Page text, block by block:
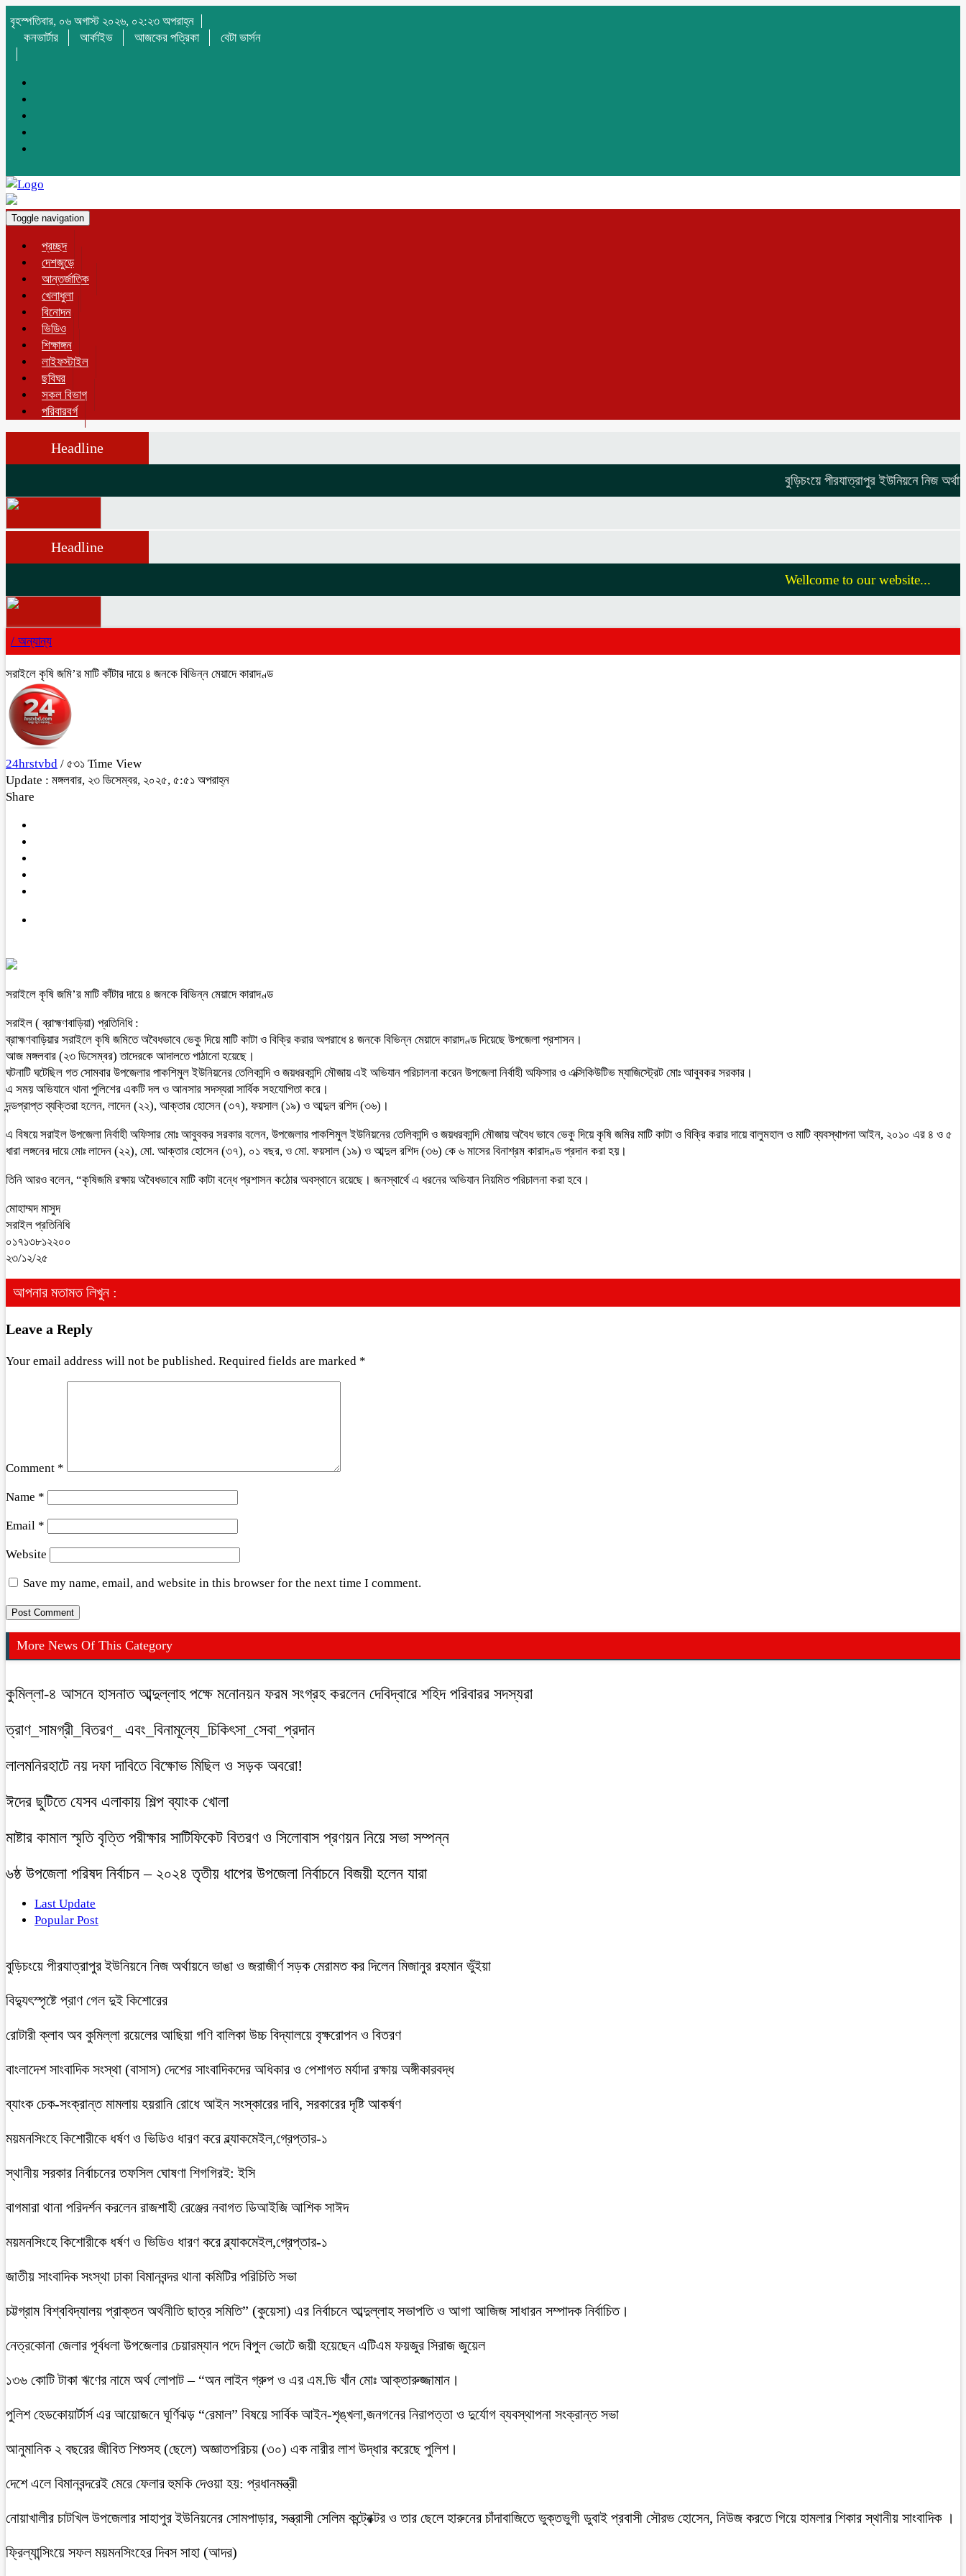
বৃহস্পতিবার, ০৬ অগাস্ট ২০২৬, ০২:২৩ অপরাহ্ন
কনভার্টার
আর্কাইভ আজকের পত্রিকা বেটা ভার্সন
Toggle navigation
প্রচ্ছদ
দেশজুড়ে
আন্তর্জাতিক
খেলাধুলা
বিনোদন
ভিডিও
শিক্ষাঙ্গন
লাইফস্টাইল
ছবিঘর
সকল বিভাগ
পরিবারবর্গ
Headline
বুড়িচংয়ে পীরযাত্রাপুর ইউনিয়নে নিজ
Headline
Wellcome to our website...
/ অন্যান্য
সরাইলে কৃষি জমি’র মাটি কাঁটার দায়ে ৪ জনকে বিভিন্ন মেয়াদে কারাদণ্ড
24hrstvbd / ৫৩১ Time View
Update : মঙ্গলবার, ২৩ ডিসেম্বর, ২০২৫, ৫:৫১ অপরাহ্ন
Share
সরাইলে কৃষি জমি’র মাটি কাঁটার দায়ে ৪ জনকে বিভিন্ন মেয়াদে কারাদণ্ড
সরাইল ( ব্রাহ্মণবাড়িয়া) প্রতিনিধি :
ব্রাহ্মণবাড়িয়ার সরাইলে কৃষি জমিতে অবৈধভাবে ভেকু দিয়ে মাটি কাটা ও বিক্রি করার অপরাধে ৪ জনকে বিভিন্ন মেয়াদে কারাদণ্ড দিয়েছে উপজেলা প্রশাসন।
আজ মঙ্গলবার (২৩ ডিসেম্বর) তাদেরকে আদালতে পাঠানো হয়েছে।
ঘটনাটি ঘটেছিল গত সোমবার উপজেলার পাকশিমুল ইউনিয়নের তেলিকান্দি ও জয়ধরকান্দি মৌজায় এই অভিযান পরিচালনা করেন উপজেলা নির্বাহী অফিসার ও এক্সিকিউটিভ ম্যাজিস্ট্রেট মোঃ আবুবকর সরকার।
এ সময় অভিযানে থানা পুলিশের একটি দল ও আনসার সদস্যরা সার্বিক সহযোগিতা করে।
দন্ডপ্রাপ্ত ব্যক্তিরা হলেন, লাদেন (২২), আক্তার হোসেন (৩৭), ফয়সাল (১৯) ও আব্দুল রশিদ (৩৬)।
এ বিষয়ে সরাইল উপজেলা নির্বাহী অফিসার মোঃ আবুবকর সরকার বলেন, উপজেলার পাকশিমুল ইউনিয়নের তেলিকান্দি ও জয়ধরকান্দি মৌজায় অবৈধ ভাবে ভেকু দিয়ে কৃষি জমির মাটি কাটা ও বিক্রি করার দায়ে বালুমহাল ও মাটি ব্যবস্থাপনা আইন, ২০১০ এর ৪ ও ৫
ধারা লঙ্গনের দায়ে মোঃ লাদেন (২২), মো. আক্তার হোসেন (৩৭), ০১ বছর, ও মো. ফয়সাল (১৯) ও আব্দুল রশিদ (৩৬) কে ৬ মাসের বিনাশ্রম কারাদণ্ড প্রদান করা হয়।
তিনি আরও বলেন, “কৃষিজমি রক্ষায় অবৈধভাবে মাটি কাটা বন্ধে প্রশাসন কঠোর অবস্থানে রয়েছে। জনস্বার্থে এ ধরনের অভিযান নিয়মিত পরিচালনা করা হবে।
মোহাম্মদ মাসুদ
সরাইল প্রতিনিধি
০১৭১৩৮১২২০০
২৩/১২/২৫
আপনার মতামত লিখুন :
Leave a Reply
Your email address will not be published. Required fields are marked *
Comment *
Name *
Email *
Website
Save my name, email, and website in this browser for the next time I comment.
More News Of This Category
কুমিল্লা-৪ আসনে হাসনাত আব্দুল্লাহ পক্ষে মনোনয়ন ফরম সংগ্রহ করলেন দেবিদ্বারে শহিদ পরিবারর সদস্যরা
ত্রাণ_সামগ্রী_বিতরণ_ এবং_বিনামূল্যে_চিকিৎসা_সেবা_প্রদান
লালমনিরহাটে নয় দফা দাবিতে বিক্ষোভ মিছিল ও সড়ক অবরো!
ঈদের ছুটিতে যেসব এলাকায় শিল্প ব্যাংক খোলা
মাষ্টার কামাল স্মৃতি বৃত্তি পরীক্ষার সাটিফিকেট বিতরণ ও সিলোবাস প্রণয়ন নিয়ে সভা সম্পন্ন
৬ষ্ঠ উপজেলা পরিষদ নির্বাচন – ২০২৪ তৃতীয় ধাপের উপজেলা নির্বাচনে বিজয়ী হলেন যারা
Last Update
Popular Post
বুড়িচংয়ে পীরযাত্রাপুর ইউনিয়নে নিজ অর্থায়নে ভাঙা ও জরাজীর্ণ সড়ক মেরামত কর দিলেন মিজানুর রহমান ভুঁইয়া
বিদ্যুৎস্পৃষ্টে প্রাণ গেল দুই কিশোরের
রোটারী ক্লাব অব কুমিল্লা রয়েলের আছিয়া গণি বালিকা উচ্চ বিদ্যালয়ে বৃক্ষরোপন ও বিতরণ
বাংলাদেশ সাংবাদিক সংস্থা (বাসাস) দেশের সাংবাদিকদের অধিকার ও পেশাগত মর্যাদা রক্ষায় অঙ্গীকারবদ্ধ
ব্যাংক চেক-সংক্রান্ত মামলায় হয়রানি রোধে আইন সংস্কারের দাবি, সরকারের দৃষ্টি আকর্ষণ
ময়মনসিংহে কিশোরীকে ধর্ষণ ও ভিডিও ধারণ করে ব্ল্যাকমেইল,গ্রেপ্তার-১
স্থানীয় সরকার নির্বাচনের তফসিল ঘোষণা শিগগিরই: ইসি
বাগমারা থানা পরিদর্শন করলেন রাজশাহী রেঞ্জের নবাগত ডিআইজি আশিক সাঈদ
ময়মনসিংহে কিশোরীকে ধর্ষণ ও ভিডিও ধারণ করে ব্ল্যাকমেইল,গ্রেপ্তার-১
জাতীয় সাংবাদিক সংস্থা ঢাকা বিমানবন্দর থানা কমিটির পরিচিতি সভা
চট্টগ্রাম বিশ্ববিদ্যালয় প্রাক্তন অর্থনীতি ছাত্র সমিতি” (কুয়েসা) এর নির্বাচনে আব্দুল্লাহ সভাপতি ও আগা আজিজ সাধারন সম্পাদক নির্বাচিত।
নেত্রকোনা জেলার পূর্বধলা উপজেলার চেয়ারম্যান পদে বিপুল ভোটে জয়ী হয়েছেন এটিএম ফয়জুর সিরাজ জুয়েল
১৩৬ কোটি টাকা ঋণের নামে অর্থ লোপাট – “অন লাইন গ্রুপ ও এর এম.ডি খাঁন মোঃ আক্তারুজ্জামান।
পুলিশ হেডকোয়ার্টার্স এর আয়োজনে ঘূর্ণিঝড় “রেমাল” বিষয়ে সার্বিক আইন-শৃঙ্খলা,জনগনের নিরাপত্তা ও দুর্যোগ ব্যবস্থাপনা সংক্রান্ত সভা
আনুমানিক ২ বছরের জীবিত শিশুসহ (ছেলে) অজ্ঞাতপরিচয় (৩০) এক নারীর লাশ উদ্ধার করেছে পুলিশ।
দেশে এলে বিমানবন্দরেই মেরে ফেলার হুমকি দেওয়া হয়: প্রধানমন্ত্রী
নোয়াখালীর চাটখিল উপজেলার সাহাপুর ইউনিয়নের সোমপাড়ার, সন্ত্রাসী সেলিম কন্ট্রেক্টর ও তার ছেলে হারুনের চাঁদাবাজিতে ভুক্তভুগী ডুবাই প্রবাসী সৌরভ হোসেন, নিউজ করতে গিয়ে হামলার শিকার স্থানীয় সাংবাদিক ।
ফ্রিল্যান্সিংয়ে সফল ময়মনসিংহের দিবস সাহা (আদর)